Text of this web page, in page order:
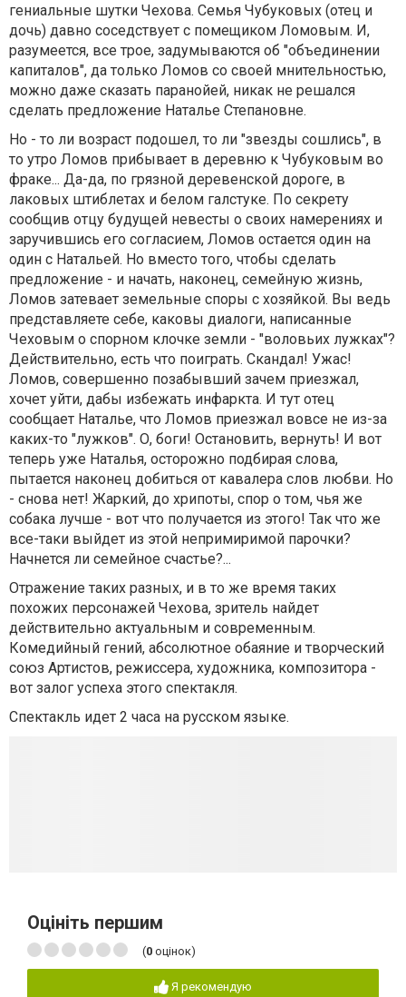
гениальные шутки Чехова. Семья Чубуковых (отец и
дочь) давно соседствует с помещиком Ломовым. И,
разумеется, все трое, задумываются об "объединении
капиталов", да только Ломов со своей мнительностью,
можно даже сказать паранойей, никак не решался
сделать предложение Наталье Степановне.
Но - то ли возраст подошел, то ли "звезды сошлись", в
то утро Ломов прибывает в деревню к Чубуковым во
фраке... Да-да, по грязной деревенской дороге, в
лаковых штиблетах и белом галстуке. По секрету
сообщив отцу будущей невесты о своих намерениях и
заручившись его согласием, Ломов остается один на
один с Натальей. Но вместо того, чтобы сделать
предложение - и начать, наконец, семейную жизнь,
Ломов затевает земельные споры с хозяйкой. Вы ведь
представляете себе, каковы диалоги, написанные
Чеховым о спорном клочке земли - "воловьих лужках"?
Действительно, есть что поиграть. Скандал! Ужас!
Ломов, совершенно позабывший зачем приезжал,
хочет уйти, дабы избежать инфаркта. И тут отец
сообщает Наталье, что Ломов приезжал вовсе не из-за
каких-то "лужков". О, боги! Остановить, вернуть! И вот
теперь уже Наталья, осторожно подбирая слова,
пытается наконец добиться от кавалера слов любви. Но
- снова нет! Жаркий, до хрипоты, спор о том, чья же
собака лучше - вот что получается из этого! Так что же
все-таки выйдет из этой непримиримой парочки?
Начнется ли семейное счастье?...
Отражение таких разных, и в то же время таких
похожих персонажей Чехова, зритель найдет
действительно актуальным и современным.
Комедийный гений, абсолютное обаяние и творческий
союз Артистов, режиссера, художника, композитора -
вот залог успеха этого спектакля.
Спектакль идет 2 часа на русском языке.
Оцініть першим
(0 оцінок)
Я рекомендую